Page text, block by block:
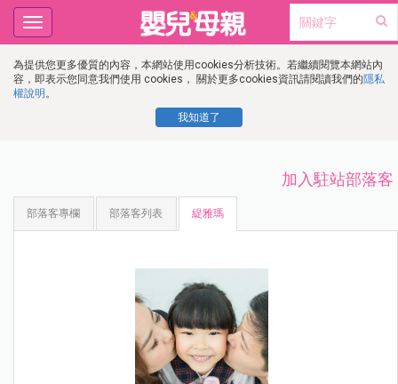
為提供您更多優質的內容，本網站使用cookies分析技術。若繼續閱覽本網站內
容，即表示您同意我們使用 cookies， 關於更多cookies資訊請閱讀我們的隱私
權說明 。
我知道了
Toggle
navigation
加入駐站部落客
部落客專欄 部落客列表 緹雅瑪